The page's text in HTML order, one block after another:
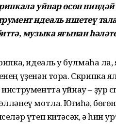
уйнар өсөн
идеаль ишетеү
музыка яғынан
идеаль уҡ булмаһа
үҙенән тора. Скрипка
уйнау – ҙур
мотлаҡ. Юғиһә,
үтеп китәсәк, ә һин